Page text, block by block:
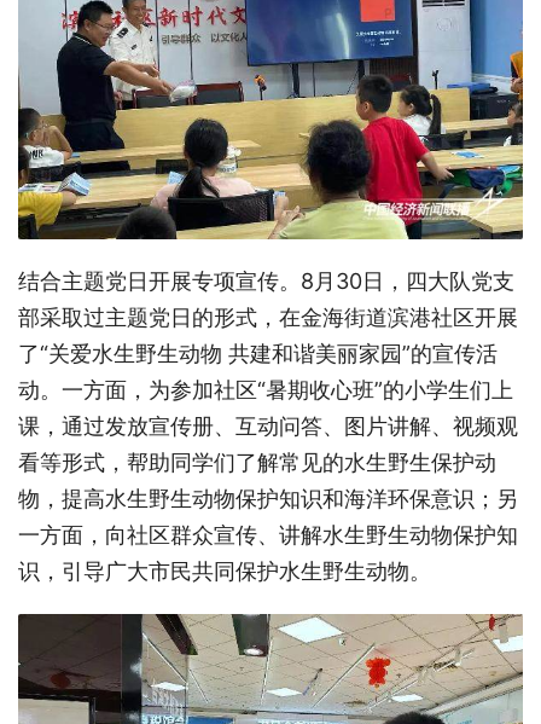
结合主题党日开展专项宣传。8月30日，四大队党支
部采取过主题党日的形式，在金海街道滨港社区开展
了“关爱水生野生动物 共建和谐美丽家园”的宣传活
动。一方面，为参加社区“暑期收心班”的小学生们上
课，通过发放宣传册、互动问答、图片讲解、视频观
看等形式，帮助同学们了解常见的水生野生保护动
物，提高水生野生动物保护知识和海洋环保意识；另
一方面，向社区群众宣传、讲解水生野生动物保护知
识，引导广大市民共同保护水生野生动物。